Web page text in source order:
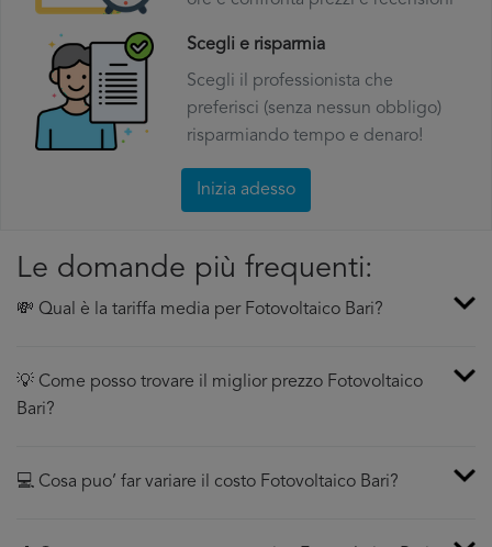
Scegli e risparmia
Scegli il professionista che
preferisci (senza nessun obbligo)
risparmiando tempo e denaro!
Inizia adesso
Le domande più frequenti:
💸 Qual è la tariffa media per Fotovoltaico Bari?
💡 Come posso trovare il miglior prezzo Fotovoltaico
Bari?
💻 Cosa puo’ far variare il costo Fotovoltaico Bari?